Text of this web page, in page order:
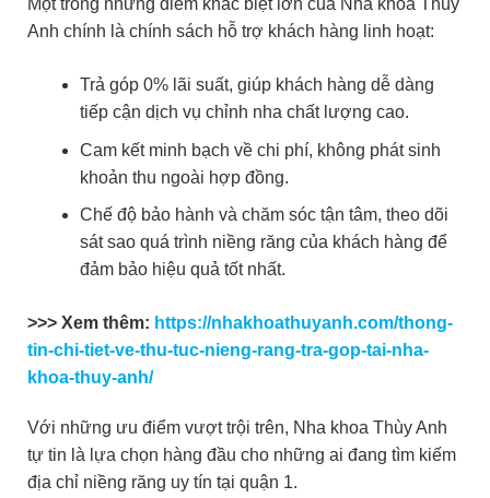
Một trong những điểm khác biệt lớn của Nha khoa Thùy
Anh chính là chính sách hỗ trợ khách hàng linh hoạt:
Trả góp 0% lãi suất, giúp khách hàng dễ dàng
tiếp cận dịch vụ chỉnh nha chất lượng cao.
Cam kết minh bạch về chi phí, không phát sinh
khoản thu ngoài hợp đồng.
Chế độ bảo hành và chăm sóc tận tâm, theo dõi
sát sao quá trình niềng răng của khách hàng để
đảm bảo hiệu quả tốt nhất.
>>> Xem thêm: https://nhakhoathuyanh.com/thong-
tin-chi-tiet-ve-thu-tuc-nieng-rang-tra-gop-tai-nha-
khoa-thuy-anh/
Với những ưu điểm vượt trội trên, Nha khoa Thùy Anh
tự tin là lựa chọn hàng đầu cho những ai đang tìm kiếm
địa chỉ niềng răng uy tín tại quận 1.